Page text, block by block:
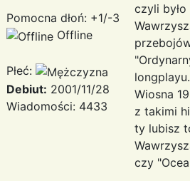
Pomocna dłoń: +1/-3
Offline
Płeć:
Debiut: 2001/11/28
Wiadomości: 4433
czyli
longplayu.
Wiosna
z takimi
ty lubisz
czy